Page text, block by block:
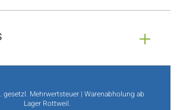
gesetzl. Mehrwertsteuer | Warenabholung ab
Lager Rottweil.